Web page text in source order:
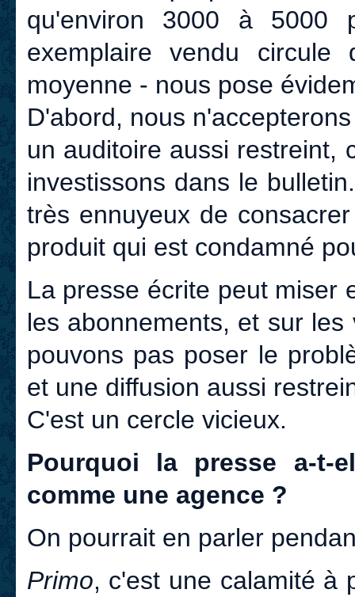
qu'environ 3000 à 5000
exemplaire vendu
moyenne - nous pose
D'abord, nous
un auditoire aussi restreint,
investissons dans le
très ennuyeux de
produit qui est condamné
La presse écrite peut miser
les abonnements, et sur
pouvons pas poser le
et une diffusion aussi
C'est un cercle vicieux.
Pourquoi la presse a-t-
comme une agence ?
On pourrait en parler
Primo, c'est une calamité à